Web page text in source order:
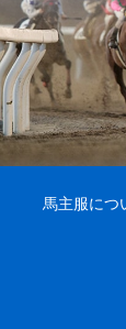
馬主服につ